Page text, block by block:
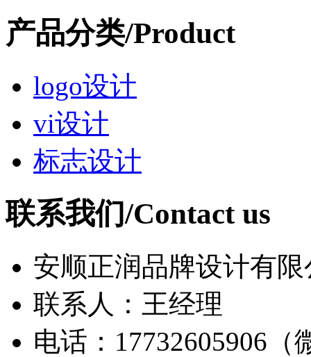
产品分类/Product
logo设计
vi设计
标志设计
联系我们/Contact us
安顺正润品牌设计有限
联系人：王经理
电话：17732605906（